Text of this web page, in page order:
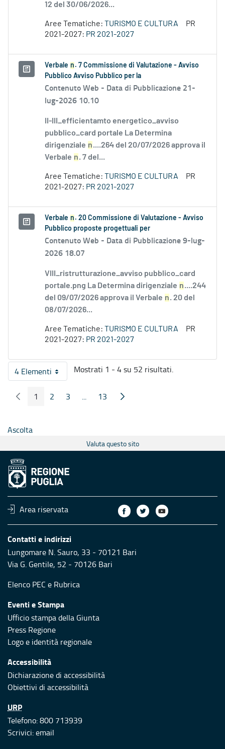
12 del 30/06/2026...
Aree Tematiche: TURISMO E CULTURA
PR
2021-2027: PR 2021-2027
Verbale n . 7 Commissione di Valutazione - Avviso
Pubblico Avviso Pubblico per la
Contenuto Web - Data di Pubblicazione 21-
lug-2026 10.10
II-III_efficientamto energetico_avviso
pubblico_card portale La Determina
dirigenziale n....264 del 20/07/2026 approva il
Verbale n. 7 del...
Aree Tematiche: TURISMO E CULTURA
PR
2021-2027: PR 2021-2027
Verbale n . 20 Commissione di Valutazione - Avviso
Pubblico proposte progettuali per
Contenuto Web - Data di Pubblicazione 9-lug-
2026 18.07
VIII_ristrutturazione_avviso pubblico_card
portale.png La Determina dirigenziale n....244
del 09/07/2026 approva il Verbale n. 20 del
08/07/2026...
Aree Tematiche: TURISMO E CULTURA
PR
2021-2027: PR 2021-2027
4 ElementiPer pagina
Mostrati 1 - 4 su 52 risultati.
Pagina Precedente
Pagina
1 Pagina
2 Pagina
3 ...
Pagine intermedie
Pagina
13 Pagina Seguente
Ascolta
Valuta questo sito
Area riservata
Contatti e indirizzi
Lungomare N. Sauro, 33 - 70121 Bari
Via G. Gentile, 52 - 70126 Bari
Elenco PEC e Rubrica
Eventi e Stampa
Ufficio stampa della Giunta
Press Regione
Logo e identità regionale
Accessibilità
Dichiarazione di accessibilità
Obiettivi di accessibilità
URP
Telefono: 800 713939
Scrivici:email